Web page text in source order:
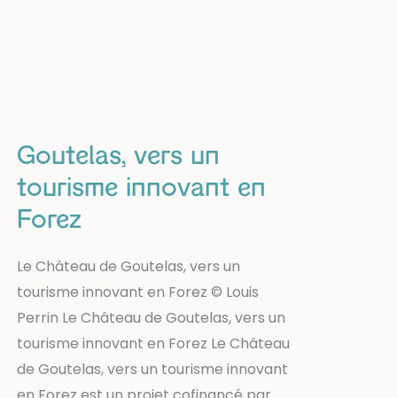
Goutelas, vers un
tourisme innovant en
Forez
Le Château de Goutelas, vers un
tourisme innovant en Forez © Louis
Perrin Le Château de Goutelas, vers un
tourisme innovant en Forez Le Château
de Goutelas, vers un tourisme innovant